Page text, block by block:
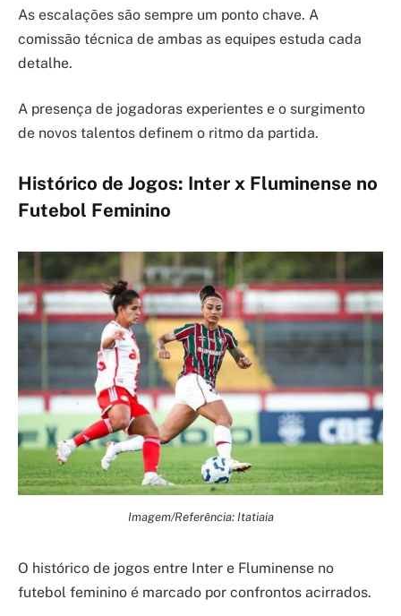
As escalações são sempre um ponto chave. A
comissão técnica de ambas as equipes estuda cada
detalhe.
A presença de jogadoras experientes e o surgimento
de novos talentos definem o ritmo da partida.
Histórico de Jogos: Inter x Fluminense no
Futebol Feminino
Imagem/Referência: Itatiaia
O histórico de jogos entre Inter e Fluminense no
futebol feminino é marcado por confrontos acirrados.